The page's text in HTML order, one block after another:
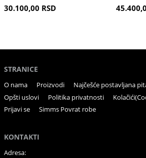
30.100,00 RSD
STRANICE
O nama Proizvodi Najčešće postavljana
Opšti uslovi
Politika privatnosti
Prijavi se
Simms Povrat robe
KONTAKTI
Adresa: